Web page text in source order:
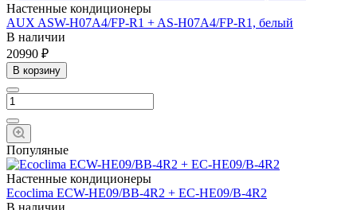
Настенные кондиционеры
AUX ASW-H07A4/FP-R1 + AS-H07A4/FP-R1, белый
В наличии
20990 ₽
В корзину
Популяные
Настенные кондиционеры
Ecoclima ECW-HE09/BB-4R2 + EC-HE09/B-4R2
В наличии